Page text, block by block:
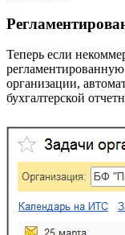
Теперь если
регламентированную
организации,
бухгалтерской